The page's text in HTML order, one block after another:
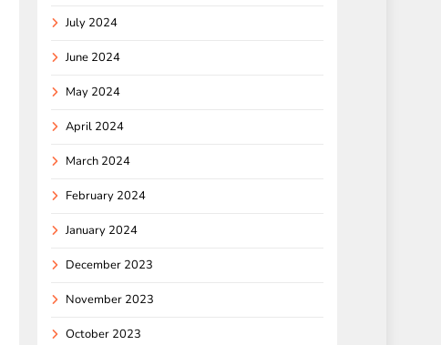
July 2024
June 2024
May 2024
April 2024
March 2024
February 2024
January 2024
December 2023
November 2023
October 2023